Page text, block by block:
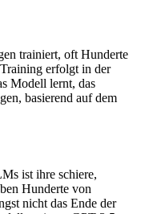
trainiert, oft Hunderte
erfolgt in der
Modell lernt, das
basierend auf dem
ist ihre schiere,
Hunderte von
nicht das Ende der